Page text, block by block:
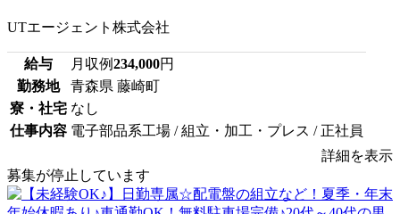
UTエージェント株式会社
給与 月収例234,000円
勤務地
青森県 藤崎町
寮・社宅 なし
仕事内容 電子部品系工場 / 組立・加工・プレス / 正社員
詳細を表示
募集が停止しています